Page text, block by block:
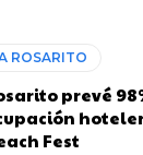
ROSARITO
prevé
Fest